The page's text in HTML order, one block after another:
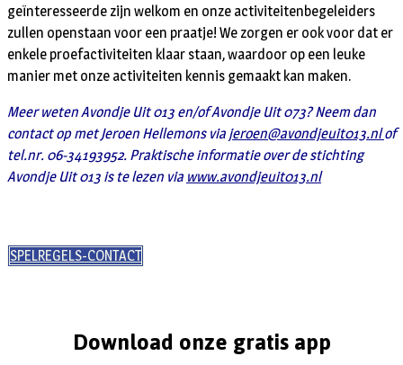
geïnteresseerde zijn welkom en onze activiteitenbegeleiders
zullen openstaan voor een praatje! We zorgen er ook voor dat er
enkele proefactiviteiten klaar staan, waardoor op een leuke
manier met onze activiteiten kennis gemaakt kan maken.
Meer weten Avondje Uit 013 en/of Avondje Uit 073? Neem dan
contact op met Jeroen Hellemons via jeroen@avondjeuit013.nlof
tel.nr. 06-34193952. Praktische informatie over de stichting
Avondje Uit 013 is te lezen via www.avondjeuit013.nl
SPELREGELS-CONTACT
Download onze gratis app